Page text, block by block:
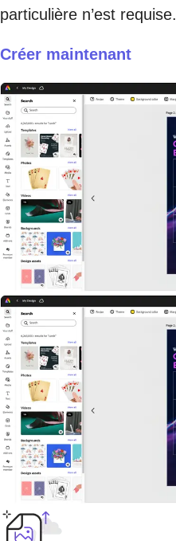
particulière n’est requise.
Créer maintenant